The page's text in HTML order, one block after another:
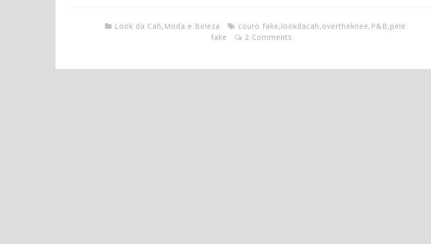
Look da Cah, Moda e Beleza couro fake,lookdacah,overtheknee, P&B,pele
fake
2 Comments